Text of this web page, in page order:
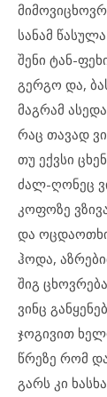
სანამ
შენი ტან-
გერგო და,
მაგრამ
რაც თავად
თუ ექვსი
ძალ-ღონეც
კოფოზე
და
ჰოდა,
შიგ
ვინც
ჯოგივით
წრეზე რომ
გარს კი